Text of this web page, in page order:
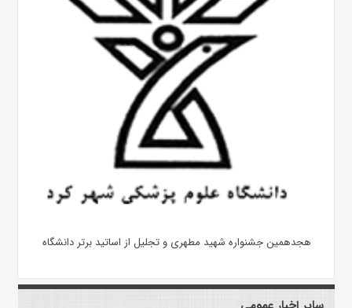
هجدهمین جشنواره شهید مطهری و تجلیل از اساتید برتر دانشگاه